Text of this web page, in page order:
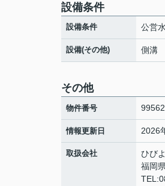
設備条件
設備条件 公営
設備(その他) 側溝
その他
物件番号
情報更新日 2026
取扱会社
ひび
福岡